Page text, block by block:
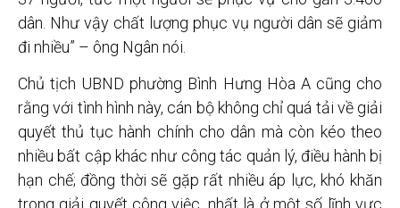
dân. Như vậy chất lượng phục vụ người dân sẽ giảm
đi nhiều” – ông Ngân nói.
Chủ tịch UBND phường Bình Hưng Hòa A cũng cho
rằng với tình hình này, cán bộ không chỉ quá tải về giải
quyết thủ tục hành chính cho dân mà còn kéo theo
nhiều bất cập khác như công tác quản lý, điều hành bị
hạn chế; đồng thời sẽ gặp rất nhiều áp lực, khó khăn
trong giải quyết công việc, nhất là ở một số lĩnh vực